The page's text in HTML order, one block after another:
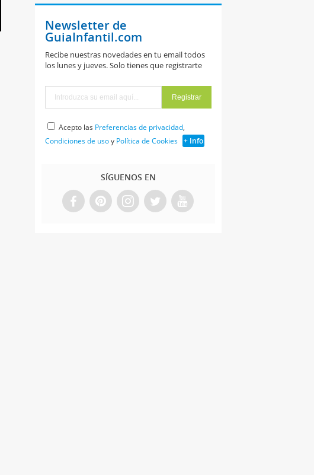
Newsletter de
GuiaInfantil.com
Recibe nuestras novedades en tu email todos
los lunes y jueves. Solo tienes que registrarte
Acepto las Preferencias de privacidad,
Condiciones de usoy Política de Cookies + Info
SÍGUENOS EN